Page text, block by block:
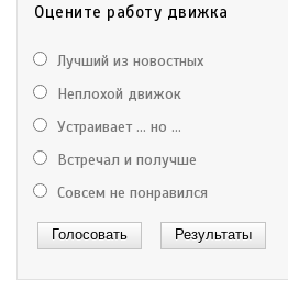
Оцените работу движка
Лучший из новостных
Неплохой движок
Устраивает ... но ...
Встречал и получше
Совсем не понравился